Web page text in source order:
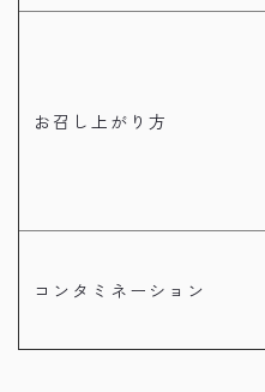
お召し上がり方
コンタミネーション